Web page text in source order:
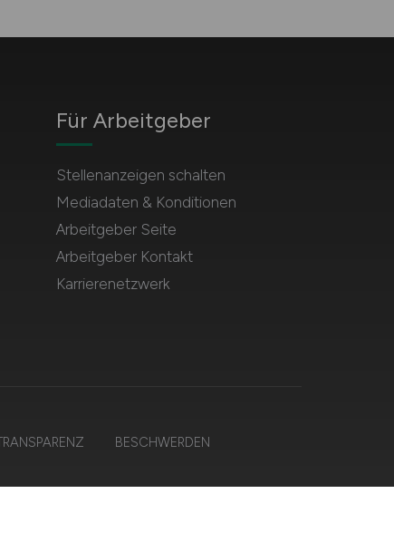
Für Arbeitgeber
Stellenanzeigen schalten
Mediadaten & Konditionen
Arbeitgeber Seite
Arbeitgeber Kontakt
Karrierenetzwerk
BESCHWERDEN